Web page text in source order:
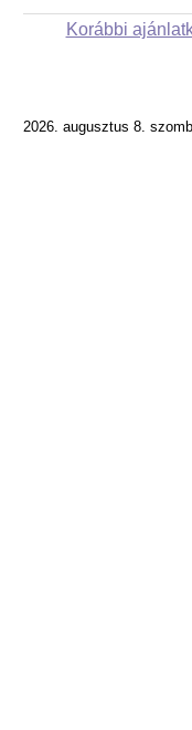
Korábbi
2026. augusztus 8.